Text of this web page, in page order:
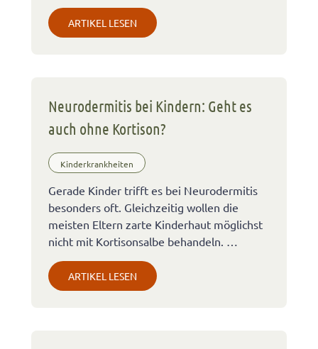
ARTIKEL LESEN
Neurodermitis bei Kindern: Geht es
auch ohne Kortison?
Kinderkrankheiten
Gerade Kinder trifft es bei Neurodermitis
besonders oft. Gleichzeitig wollen die
meisten Eltern zarte Kinderhaut möglichst
nicht mit Kortisonsalbe behandeln. …
ARTIKEL LESEN